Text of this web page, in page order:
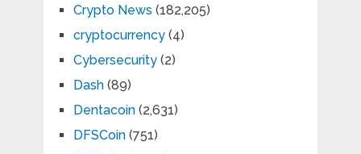
Crypto News (182,205)
cryptocurrency(4)
Cybersecurity(2)
Dash(89)
Dentacoin(2,631)
DFSCoin(751)